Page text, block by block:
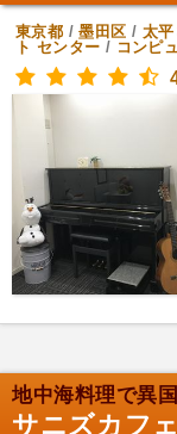
東京都 /墨田区 / 太平
ト センター / コンピ
地中海料理で異
サニズカフェ